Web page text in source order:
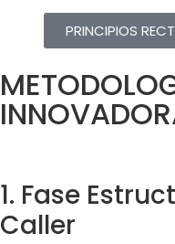
PRINCIPIOS
1. Fase
Caller